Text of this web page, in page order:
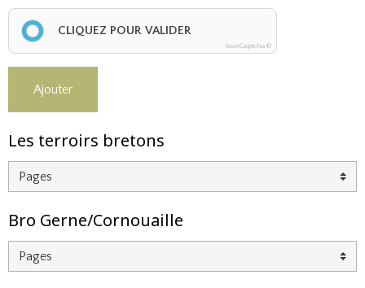
CLIQUEZ POUR VALIDER
IconCaptcha ©
Ajouter
Les terroirs bretons
Bro Gerne/Cornouaille